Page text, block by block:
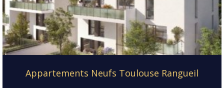
Appartements Neufs Toulouse Rangueil